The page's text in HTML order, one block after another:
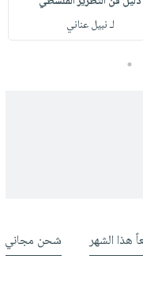
لـ نبيل عناني
5
هذا الشهر شحن مجاني